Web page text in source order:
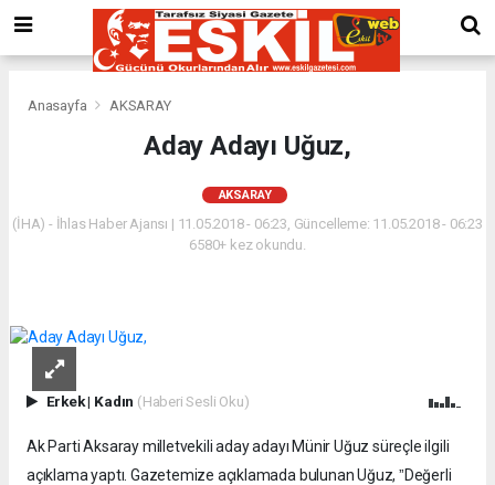
Anasayfa AKSARAY
Aday Adayı Uğuz,
AKSARAY
(İHA) - İhlas Haber Ajansı | 11.05.2018 - 06:23, Güncelleme: 11.05.2018 - 06:23
6580+ kez okundu.
Erkek| Kadın (Haberi Sesli Oku)
Ak Parti Aksaray milletvekili aday adayı Münir Uğuz süreçle ilgili
açıklama yaptı. Gazetemize açıklamada bulunan Uğuz, ˮDeğerli